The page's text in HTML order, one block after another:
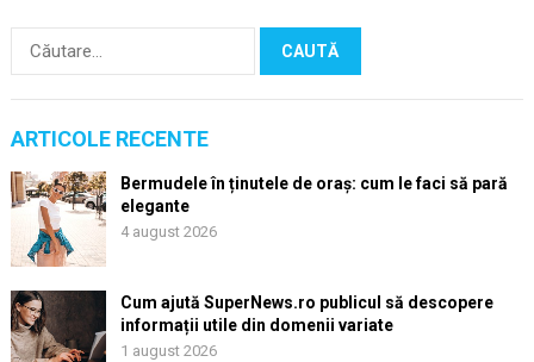
Caută
ARTICOLE RECENTE
Bermudele în ținutele de oraș: cum le faci să pară
elegante
4 august 2026
Cum ajută SuperNews.ro publicul să descopere
informații utile din domenii variate
1 august 2026